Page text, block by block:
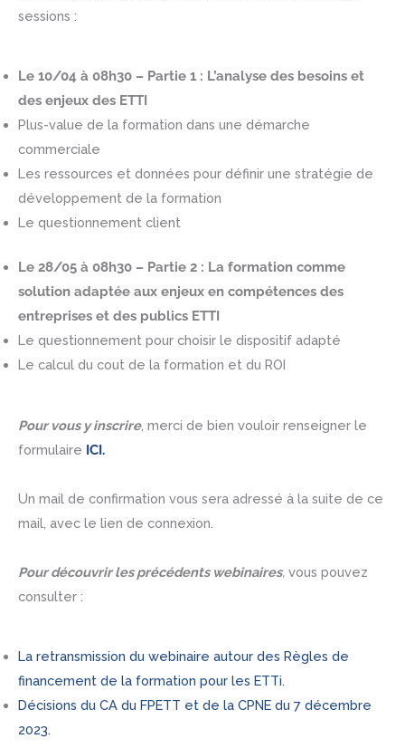
sessions :
Le 10/04 à 08h30 – Partie 1 : L’analyse des besoins et
des enjeux des ETTI
Plus-value de la formation dans une démarche
commerciale
Les ressources et données pour définir une stratégie de
développement de la formation
Le questionnement client
Le 28/05 à 08h30 – Partie 2 : La formation comme
solution adaptée aux enjeux en compétences des
entreprises et des publics ETTI
Le questionnement pour choisir le dispositif adapté
Le calcul du cout de la formation et du ROI
Pour vous y inscrire, merci de bien vouloir renseigner le
formulaire ICI.
Un mail de confirmation vous sera adressé à la suite de ce
mail, avec le lien de connexion.
Pour découvrir les précédents webinaires, vous pouvez
consulter :
La retransmission du webinaire autour des Règles de
financement de la formation pour les ETTi.
Décisions du CA du FPETT et de la CPNE du 7 décembre
2023.